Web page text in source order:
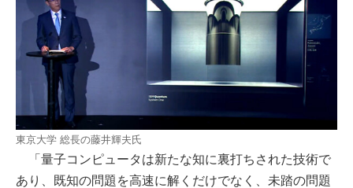
東京大学 総長の藤井輝夫氏
「量子コンピュータは新たな知に裏打ちされた技術で
あり、既知の問題を高速に解くだけでなく、未踏の問題